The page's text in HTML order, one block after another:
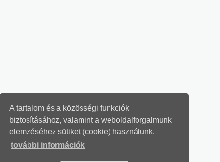
A tartalom és a közösségi funkciók
biztosításához, valamint a weboldalforgalmunk
elemzéséhez sütiket (cookie) használunk.
további információk